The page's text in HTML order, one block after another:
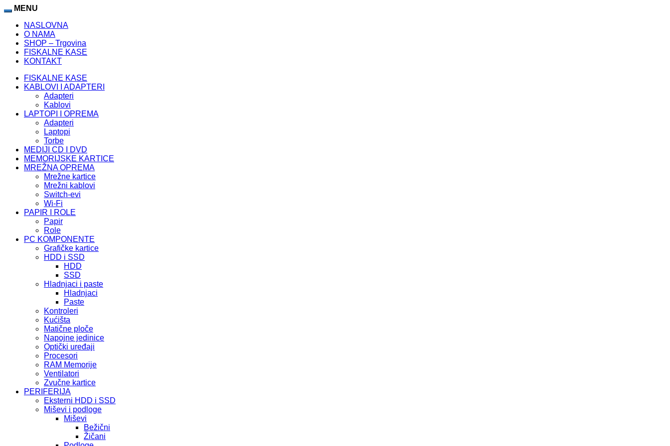
MENU
NASLOVNA
O NAMA
SHOP – Trgovina
FISKALNE KASE
KONTAKT
FISKALNE KASE
KABLOVI I ADAPTERI
Adapteri
Kablovi
LAPTOPI I OPREMA
Adapteri
Laptopi
Torbe
MEDIJI CD I DVD
MEMORIJSKE KARTICE
MREŽNA OPREMA
Mrežne kartice
Mrežni kablovi
Switch-evi
Wi-Fi
PAPIR I ROLE
Papir
Role
PC KOMPONENTE
Grafičke kartice
HDD i SSD
HDD
SSD
Hladnjaci i paste
Hladnjaci
Paste
Kontroleri
Kućišta
Matične ploče
Napojne jedinice
Optički uređaji
Procesori
RAM Memorije
Ventilatori
Zvučne kartice
PERIFERIJA
Eksterni HDD i SSD
Miševi i podloge
Miševi
Bežični
Žičani